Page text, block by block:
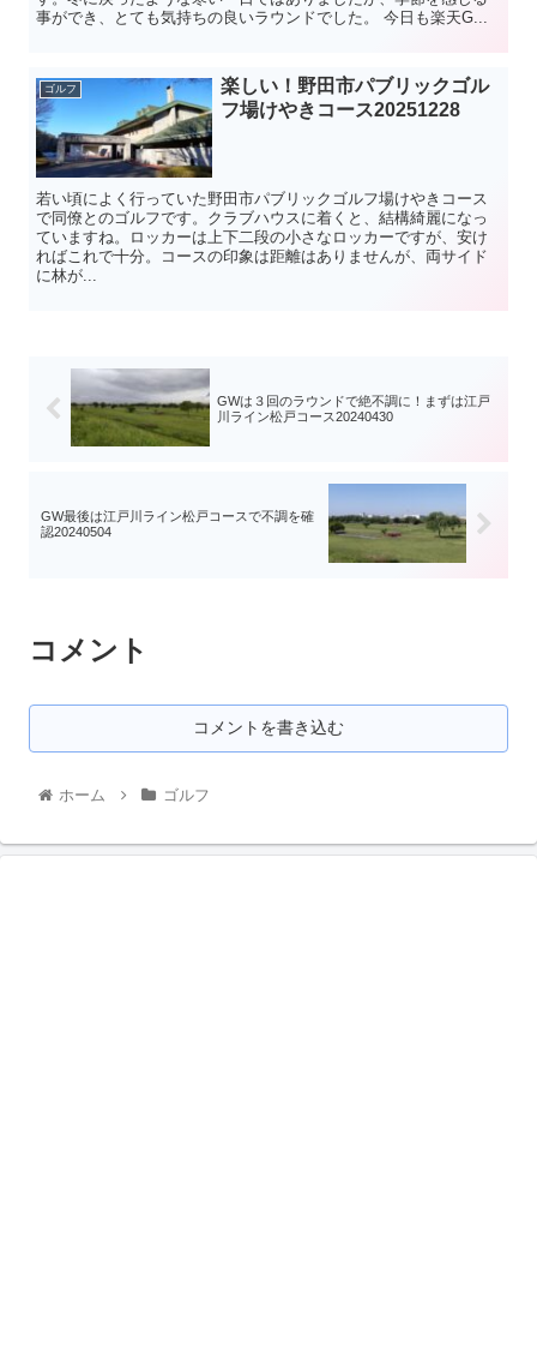
事ができ、とても気持ちの良いラウンドでした。 今日も楽天G...
ゴルフ
楽しい！野田市パブリックゴル
フ場けやきコース20251228
若い頃によく行っていた野田市パブリックゴルフ場けやきコース
で同僚とのゴルフです。クラブハウスに着くと、結構綺麗になっ
ていますね。ロッカーは上下二段の小さなロッカーですが、安け
ればこれで十分。コースの印象は距離はありませんが、両サイド
に林が...
GWは３回のラウンドで絶不調に！まずは江戸
川ライン松戸コース20240430
GW最後は江戸川ライン松戸コースで不調を確
認20240504
コメント
コメントを書き込む
ホーム ゴルフ